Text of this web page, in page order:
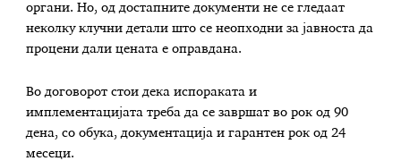
органи. Но, од достапните документи не се гледаат
неколку клучни детали што се неопходни за јавноста да
процени дали цената е оправдана.
Во договорот стои дека испораката и
имплементацијата треба да се завршат во рок од 90
дена, со обука, документација и гарантен рок од 24
месеци.